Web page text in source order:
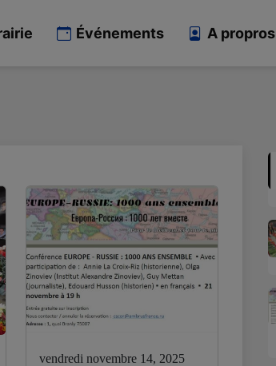
Événements A propros
vendredi novembre 14, 2025